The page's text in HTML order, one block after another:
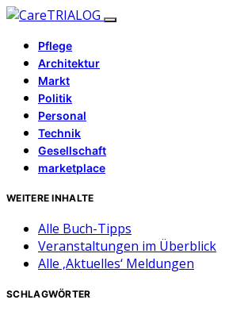
Pflege
Architektur
Markt
Politik
Personal
Technik
Gesellschaft
marketplace
WEITERE INHALTE
Alle Buch-Tipps
Veranstaltungen im Überblick
Alle ‚Aktuelles‘ Meldungen
SCHLAGWÖRTER